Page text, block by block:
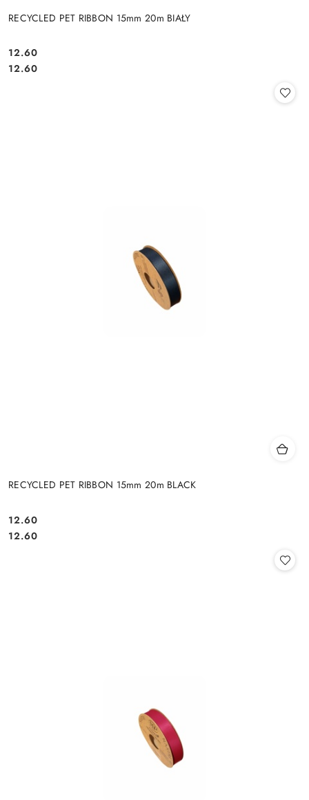
RECYCLED PET RIBBON 15mm 20m BIAŁY
Cena:
12.60
Cena:
12.60
RECYCLED PET RIBBON 15mm 20m BLACK
Cena:
12.60
Cena:
12.60